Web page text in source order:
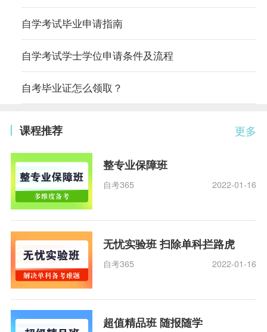
自学考试毕业申请指南
自学考试学士学位申请条件及流程
自考毕业证怎么领取？
更多
课程推荐
整专业保障班
自考365 2022-01-16
无忧实验班 扫除单科拦路虎
自考365 2022-01-16
超值精品班 随报随学